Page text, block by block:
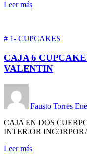
Leer más
# 1- CUPCAKES
CAJA 6
VALENTIN
Fausto Torres
CAJA EN DOS
INTERIOR
Leer más